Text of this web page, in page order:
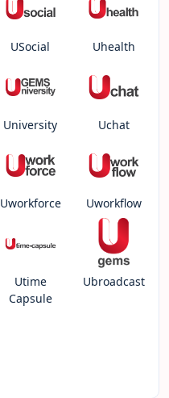
USocial Uhealth
University Uchat
Uworkforce Uworkflow
Utime
Capsule
Ubroadcast